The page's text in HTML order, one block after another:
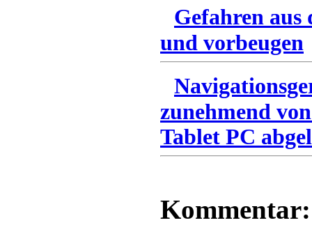
Gefahren
und vorbeugen
zunehmend
Tablet PC
Kommentar: